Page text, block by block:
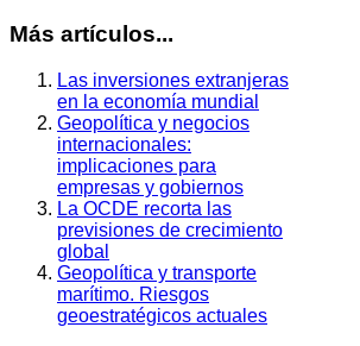
Más artículos...
Las inversiones extranjeras
en la economía mundial
Geopolítica y negocios
internacionales:
implicaciones para
empresas y gobiernos
La OCDE recorta las
previsiones de crecimiento
global
Geopolítica y transporte
marítimo. Riesgos
geoestratégicos actuales